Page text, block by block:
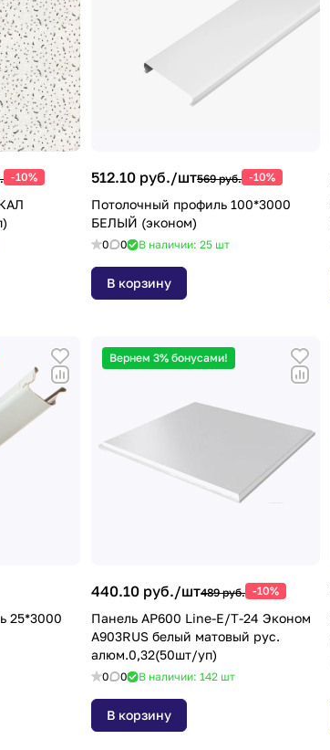
-10% 512.10 руб./шт569 руб. -10%
Потолочный профиль 100*3000
БЕЛЫЙ (эконом)
0 0 В наличии: 25 шт
В корзину
25*3000
Вернем 3% бонусами!
440.10 руб./шт489 руб. -10%
Панель AP600 Line-Е/T-24 Эконом
А903RUS белый матовый рус.
алюм.0,32(50шт/уп)
0 0 В наличии: 142 шт
В корзину